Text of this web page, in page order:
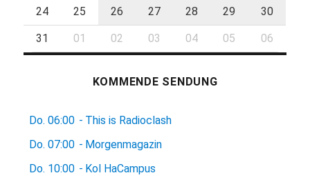
24 25 26 27 28 29 30
31 01 02 03 04 05 06
KOMMENDE SENDUNG
Do. 06:00 - This is Radioclash
Do. 07:00 - Morgenmagazin
Do. 10:00 - Kol HaCampus